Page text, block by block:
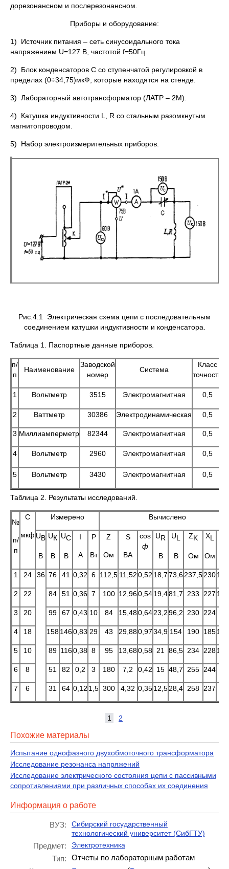
дорезонансном и послерезонансном.
Приборы и оборудование:
1) Источник питания – сеть синусоидального тока
напряжением U=127 В, частотой f=50Гц.
2) Блок конденсаторов С со ступенчатой регулировкой в
пределах (0÷34,75)мкФ, которые находятся на стенде.
3) Лабораторный автотрансформатор (ЛАТР – 2М).
4) Катушка индуктивности L, R со стальным разомкнутым
магнитопроводом.
5) Набор электроизмерительных приборов.
Рис.4.1 Электрическая схема цепи с последовательным
соединением катушки индуктивности и конденсатора.
Таблица 1. Паспортные данные приборов.
п/
п
Наименование
Заводской
номер
Система
Класс
точности
1 Вольтметр 3515 Электромагнитная 0,5
2 Ваттметр 30386 Электродинамическая 0,5
3 Миллиамперметр 82344 Электромагнитная 0,5
4 Вольтметр 2960 Электромагнитная 0,5
5 Вольтметр 3430 Электромагнитная 0,5
Таблица 2. Результаты исследований.
№
п/
п
С
мкф
Измерено Вычислено
UВ
В
UК
В
UC
В
I
A
P
Вт
Z
Ом
S
ВА
cos
ф
UR
В
UL
В
ZK
Ом
XL
Ом
1 24 36 76 41 0,32 6 112,5 11,520,52 18,773,6237,5230
2 22 84 51 0,36 7 100 12,960,5419,481,7 233 227
3 20 99 67 0,43 10 84 15,480,6423,296,2 230 224
4 18 1581460,83 29 43 29,880,9734,9 154 190 185
5 10 89 1160,38 8 95 13,680,58 21 86,5 234 228
6 8 51 82 0,2 3 180 7,2 0,42 15 48,7 255 244
7 6 31 64 0,12 1,5 300 4,32 0,3512,528,4 258 237
1 2
Похожие материалы
Испытание однофазного двухобмоточного трансформатора
Исследование резонанса напряжений
Исследование электрического состояния цепи с пассивными
сопротивлениями при различных способах их соединения
Информация о работе
ВУЗ:
Сибирский государственный
технологический университет (СибГТУ)
Предмет: Электротехника
Тип:
Отчеты по лабораторным работам